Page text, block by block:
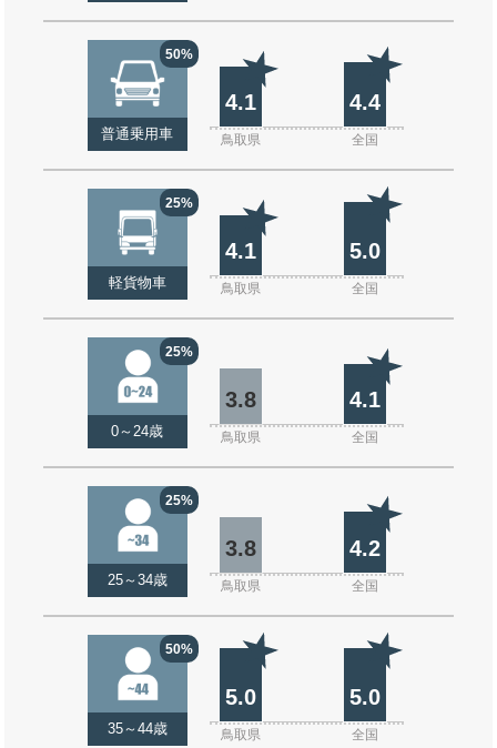
50%
普通乗用車
4.1 4.4
鳥取県 全国
25%
軽貨物車
4.1 5.0
鳥取県 全国
25%
0～24歳
3.8 4.1
鳥取県 全国
25%
25～34歳
3.8 4.2
鳥取県 全国
50%
35～44歳
5.0 5.0
鳥取県 全国